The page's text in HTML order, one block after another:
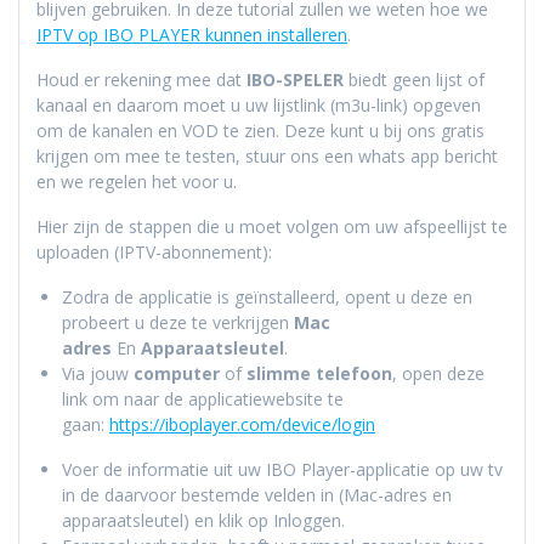
blijven gebruiken. In deze tutorial zullen we weten hoe we
IPTV op IBO PLAYER kunnen installeren.
Houd er rekening mee dat IBO-SPELER biedt geen lijst of
kanaal en daarom moet u uw lijstlink (m3u-link) opgeven
om de kanalen en VOD te zien. Deze kunt u bij ons gratis
krijgen om mee te testen, stuur ons een whats app bericht
en we regelen het voor u.
Hier zijn de stappen die u moet volgen om uw afspeellijst te
uploaden (IPTV-abonnement):
Zodra de applicatie is geïnstalleerd, opent u deze en
probeert u deze te verkrijgen Mac
adres En Apparaatsleutel.
Via jouw computer of slimme telefoon, open deze
link om naar de applicatiewebsite te
gaan: https://iboplayer.com/device/login
Voer de informatie uit uw IBO Player-applicatie op uw tv
in de daarvoor bestemde velden in (Mac-adres en
apparaatsleutel) en klik op Inloggen.